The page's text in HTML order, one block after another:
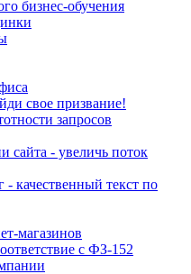
бизнес-обучения
свое призвание!
запросов
сайта - увеличь поток
- качественный текст по
магазинов
с ФЗ-152